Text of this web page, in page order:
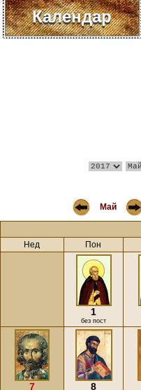
Календар
Май
Нед Пон
1
без пост
7 8